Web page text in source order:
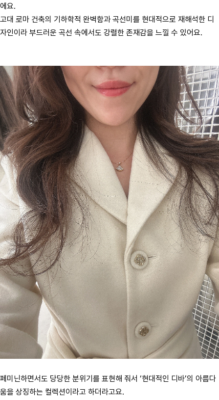
에요.
고대 로마 건축의 기하학적 완벽함과 곡선미를 현대적으로 재해석한 디
자인이라 부드러운 곡선 속에서도 강렬한 존재감을 느낄 수 있어요.
페미닌하면서도 당당한 분위기를 표현해 줘서 ‘현대적인 디바’의 아름다
움을 상징하는 컬렉션이라고 하더라고요.